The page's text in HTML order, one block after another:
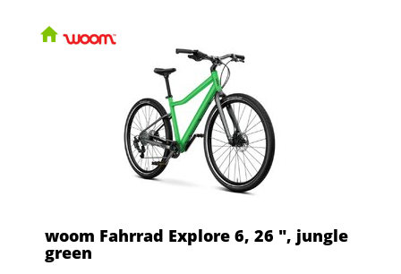
woom Fahrrad Explore 6, 26 ", jungle
green